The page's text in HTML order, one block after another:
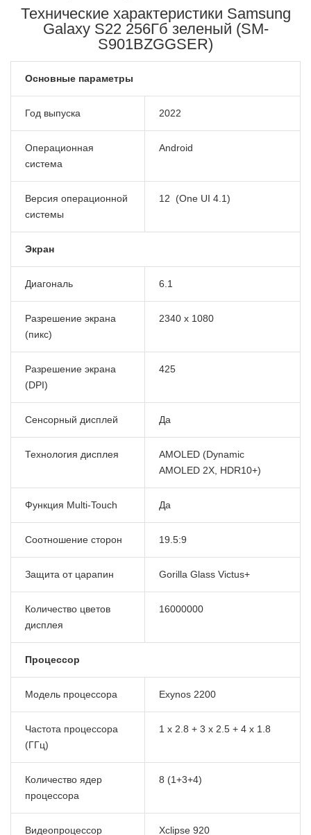
Технические характеристики Samsung
Galaxy S22 256Гб зеленый (SM-
S901BZGGSER)
Основные параметры
Год выпуска 2022
Операционная
система
Android
Версия операционной
системы
12 (One UI 4.1)
Экран
Диагональ 6.1
Разрешение экрана
(пикс)
2340 x 1080
Разрешение экрана
(DPI)
425
Сенсорный дисплей Да
Технология дисплея
AMOLED (Dynamic
AMOLED 2X, HDR10+)
Функция Multi-Touch Да
Соотношение сторон 19.5:9
Защита от царапин Gorilla Glass Victus+
Количество цветов
дисплея
16000000
Процессор
Модель процессора Exynos 2200
Частота процессора
(ГГц)
1 х 2.8 + 3 х 2.5 + 4 х 1.8
Количество ядер
процессора
8 (1+3+4)
Видеопроцессор Xclipse 920